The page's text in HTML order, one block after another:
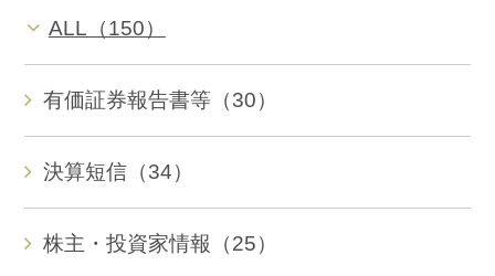
ALL（150）
有価証券報告書等（30）
決算短信（34）
株主・投資家情報（25）